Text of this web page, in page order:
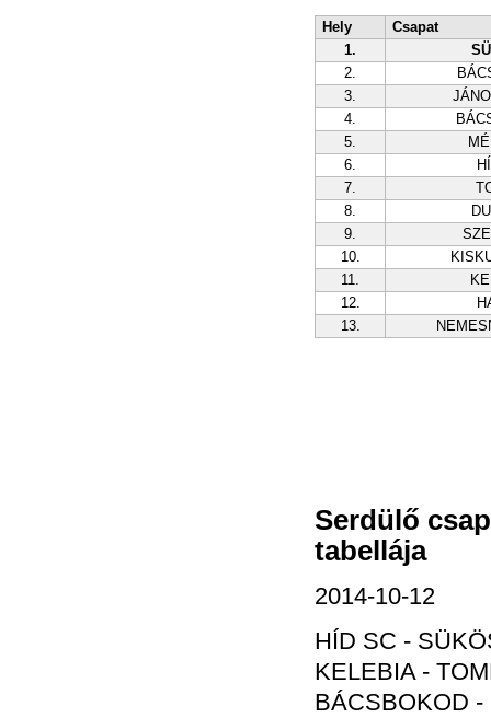
Hely
Csapat
1.
2.
3.
4.
5.
6.
7.
8.
9.
10.
11.
12.
13.
Serdülő
tabellája
2014-10-12
HÍD SC -
KELEBIA -
BÁCSBOKOD